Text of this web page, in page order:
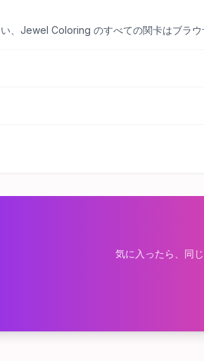
、Jewel Coloring のすべての関卡はブラウ
気に入ったら、同